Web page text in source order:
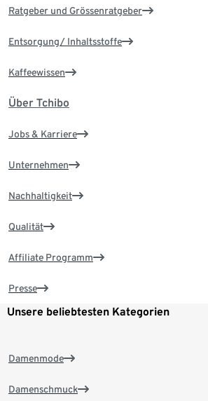
Ratgeber und Grössenratgeber
Entsorgung/ Inhaltsstoffe
Kaffeewissen
Über Tchibo
Jobs & Karriere
Unternehmen
Nachhaltigkeit
Qualität
Affiliate Programm
Presse
Unsere beliebtesten Kategorien
Damenmode
Damenschmuck